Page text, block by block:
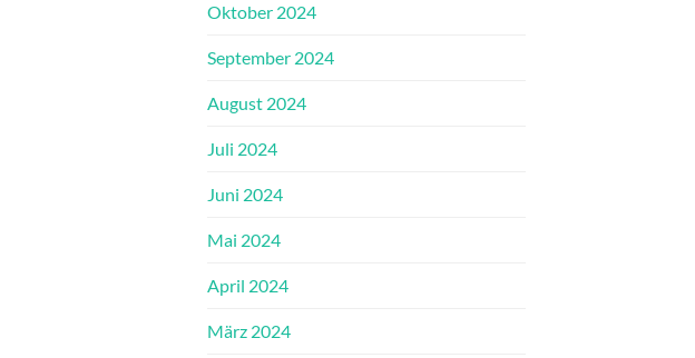
Oktober 2024
September 2024
August 2024
Juli 2024
Juni 2024
Mai 2024
April 2024
März 2024